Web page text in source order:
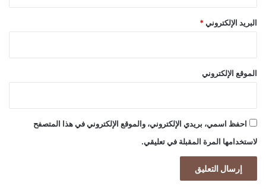
البريد الإلكتروني *
الموقع الإلكتروني
احفظ اسمي، بريدي الإلكتروني، والموقع الإلكتروني في هذا المتصفح
لاستخدامها المرة المقبلة في تعليقي.